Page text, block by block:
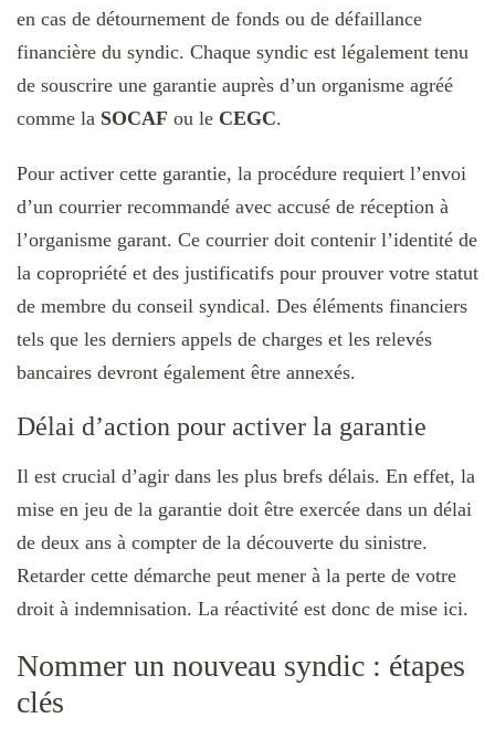
en cas de détournement de fonds ou de défaillance
financière du syndic. Chaque syndic est légalement tenu
de souscrire une garantie auprès d’un organisme agréé
comme la SOCAF ou le CEGC.
Pour activer cette garantie, la procédure requiert l’envoi
d’un courrier recommandé avec accusé de réception à
l’organisme garant. Ce courrier doit contenir l’identité de
la copropriété et des justificatifs pour prouver votre statut
de membre du conseil syndical. Des éléments financiers
tels que les derniers appels de charges et les relevés
bancaires devront également être annexés.
Délai d’action pour activer la garantie
Il est crucial d’agir dans les plus brefs délais. En effet, la
mise en jeu de la garantie doit être exercée dans un délai
de deux ans à compter de la découverte du sinistre.
Retarder cette démarche peut mener à la perte de votre
droit à indemnisation. La réactivité est donc de mise ici.
Nommer un nouveau syndic : étapes
clés